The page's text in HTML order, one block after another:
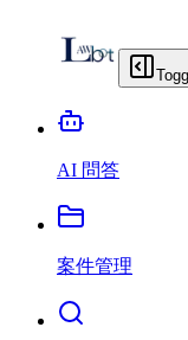
AI 問答
案件管理